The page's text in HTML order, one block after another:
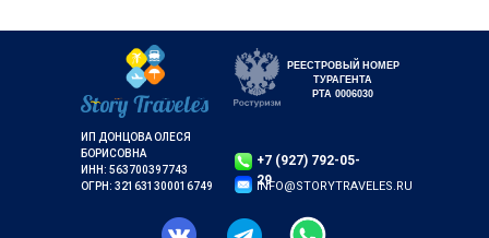
ИП ДОНЦОВА ОЛЕСЯ
БОРИСОВНА
ИНН: 563700397743
ОГРН: 321631300016749
+7 (927) 792-05-
29
INFO@STORYTRAVELES.RU
РЕЕСТРОВЫЙ НОМЕР
ТУРАГЕНТА
РТА 0006030